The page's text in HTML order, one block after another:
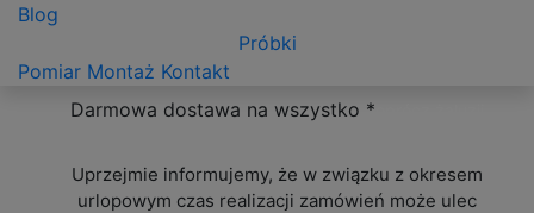
Blog
Próbki
Pomiar Montaż Kontakt
Darmowa dostawa na wszystko *
Uprzejmie informujemy, że w związku z okresem
urlopowym czas realizacji zamówień może ulec